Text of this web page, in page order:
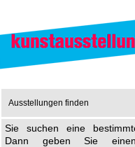
Ausstellungen finden
Sie suchen eine
Dann geben Sie einen